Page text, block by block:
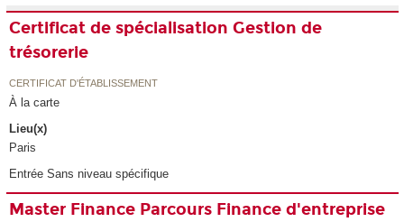
Certificat de spécialisation Gestion de
trésorerie
CERTIFICAT D'ÉTABLISSEMENT
À la carte
Lieu(x)
Paris
Entrée Sans niveau spécifique
Master Finance Parcours Finance d'entreprise